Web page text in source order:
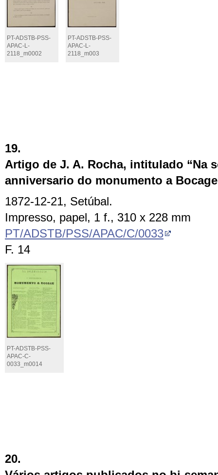
PT-ADSTB-PSS-
APAC-L-
2118_m0002
PT-ADSTB-PSS-
APAC-L-
2118_m003
19.
Artigo de J. A. Rocha, intitulado “Na
anniversario do monumento a
1872-12-21, Setúbal.
Impresso, papel, 1 f., 310 x 228 mm
PT/ADSTB/PSS/APAC/C/0033
F. 14
PT-ADSTB-PSS-
APAC-C-
0033_m0014
20.